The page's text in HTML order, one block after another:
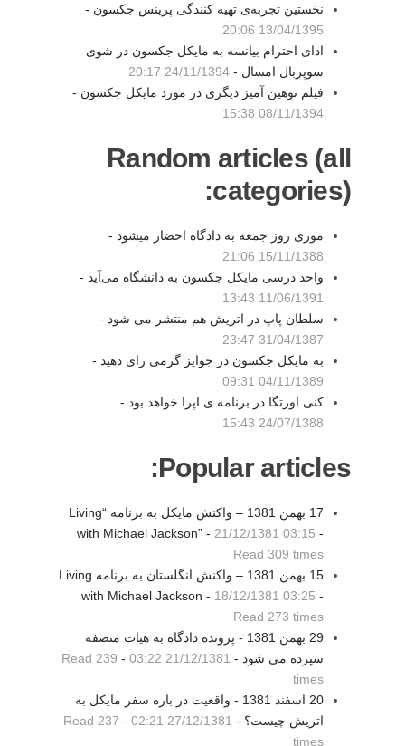
نخستین تجربه‌ی تهیه کنندگی پرینس جکسون -
13/04/1395 20:06
ادای احترام بیانسه به مایکل جکسون در شوی
سوپربال امسال - 24/11/1394 20:17
فیلم توهین آمیز دیگری در مورد مایکل جکسون -
08/11/1394 15:38
Random articles (all
categories):
موری روز جمعه به دادگاه احضار میشود -
15/11/1388 21:06
واحد درسی مایکل جکسون به دانشگاه‌ می‌آید -
11/06/1391 13:43
سلطان پاپ در اتریش هم منتشر می شود -
31/04/1387 23:47
به مایکل جکسون در جوایز گرمی رای دهید -
04/11/1389 09:31
کنی اورتگا در برنامه ی اپرا خواهد بود -
24/07/1388 15:43
Popular articles:
17 بهمن 1381 – واكنش مايكل به برنامه “Living
with Michael Jackson” - 21/12/1381 03:15 -
Read 309 times
15 بهمن 1381 – واكنش انگلستان به برنامه Living
with Michael Jackson - 18/12/1381 03:25 -
Read 273 times
29 بهمن 1381 - پرونده دادگاه به هيات منصفه
سپرده می شود - 21/12/1381 03:22
-
Read 239
times
20 اسفند 1381 - واقعيت در باره سفر مايكل به
اتريش چيست؟ - 27/12/1381 02:21
-
Read 237
times